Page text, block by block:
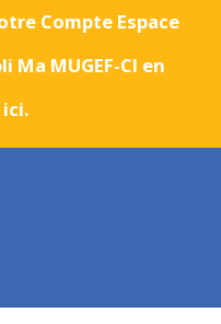
Compte Espace
MUGEF-CI en